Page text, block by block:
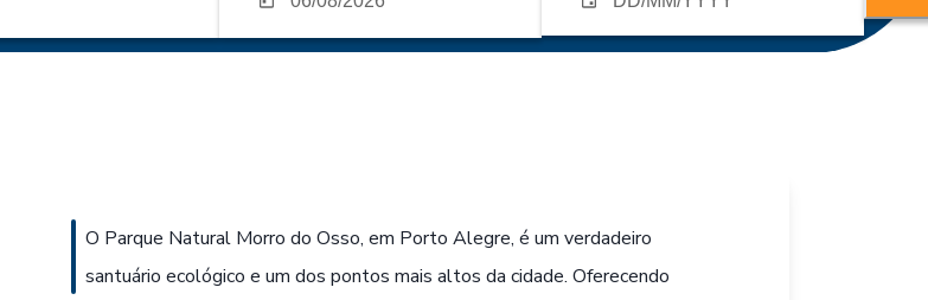
O Parque Natural Morro do Osso, em Porto Alegre, é um verdadeiro
santuário ecológico e um dos pontos mais altos da cidade. Oferecendo